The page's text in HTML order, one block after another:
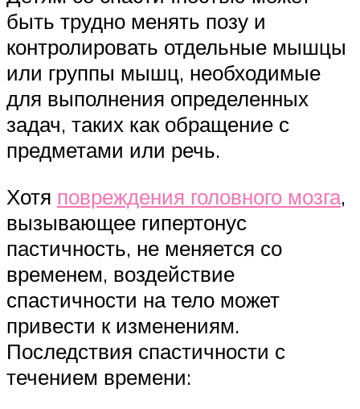
быть трудно менять позу и
контролировать отдельные мышцы
или группы мышц, необходимые
для выполнения определенных
задач, таких как обращение с
предметами или речь.
Хотя повреждения головного мозга,
вызывающее гипертонус
пастичность, не меняется со
временем, воздействие
спастичности на тело может
привести к изменениям.
Последствия спастичности с
течением времени: